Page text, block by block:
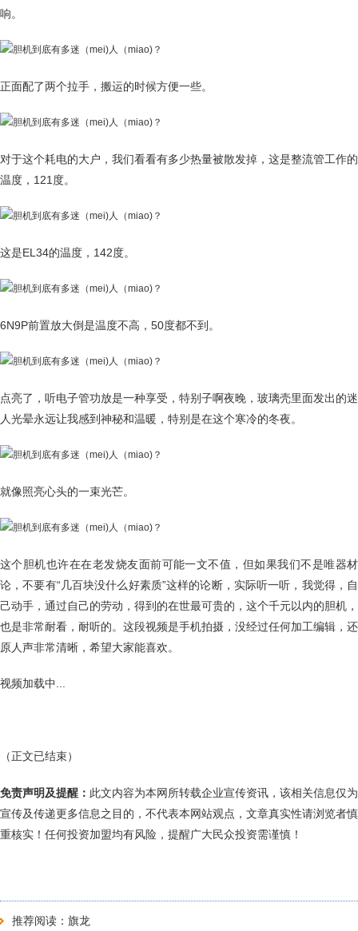
响。
正面配了两个拉手，搬运的时候方便一些。
对于这个耗电的大户，我们看看有多少热量被散发掉，这是整流管工作的
温度，121度。
这是EL34的温度，142度。
6N9P前置放大倒是温度不高，50度都不到。
点亮了，听电子管功放是一种享受，特别子啊夜晚，玻璃壳里面发出的迷
人光晕永远让我感到神秘和温暖，特别是在这个寒冷的冬夜。
就像照亮心头的一束光芒。
这个胆机也许在在老发烧友面前可能一文不值，但如果我们不是唯器材
论，不要有“几百块没什么好素质”这样的论断，实际听一听，我觉得，自
己动手，通过自己的劳动，得到的在世最可贵的，这个千元以内的胆机，
也是非常耐看，耐听的。这段视频是手机拍摄，没经过任何加工编辑，还
原人声非常清晰，希望大家能喜欢。
视频加载中...
（正文已结束）
免责声明及提醒： 此文内容为本网所转载企业宣传资讯，该相关信息仅为
宣传及传递更多信息之目的，不代表本网站观点，文章真实性请浏览者慎
重核实！任何投资加盟均有风险，提醒广大民众投资需谨慎！
推荐阅读： 旗龙